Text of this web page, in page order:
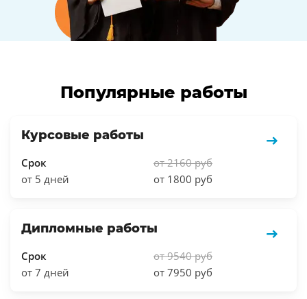
Популярные работы
Курсовые работы
Срок
от 5 дней
от 2160 руб
от 1800 руб
Дипломные работы
Срок
от 7 дней
от 9540 руб
от 7950 руб